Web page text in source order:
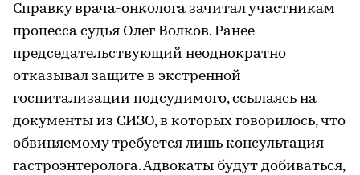
Справку врача-онколога зачитал участникам
процесса судья Олег Волков. Ранее
председательствующий неоднократно
отказывал защите в экстренной
госпитализации подсудимого, ссылаясь на
документы из СИЗО, в которых говорилось, что
обвиняемому требуется лишь консультация
гастроэнтеролога. Адвокаты будут добиваться,